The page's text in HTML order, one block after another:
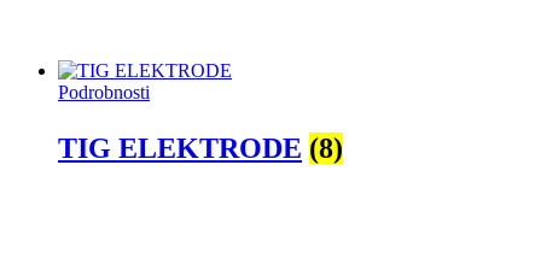
Podrobnosti
TIG ELEKTRODE (8)